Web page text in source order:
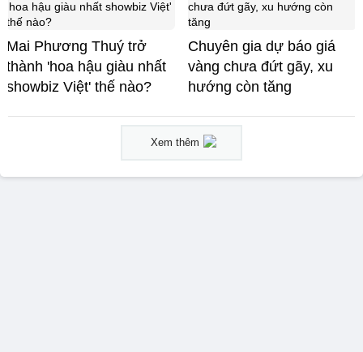
Mai Phương Thuý trở
thành 'hoa hậu giàu nhất
showbiz Việt' thế nào?
Chuyên gia dự báo giá
vàng chưa đứt gãy, xu
hướng còn tăng
Xem thêm